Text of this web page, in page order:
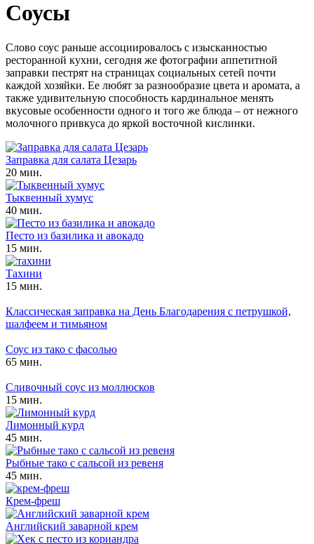
Соусы
Слово соус раньше ассоциировалось с изысканностью
ресторанной кухни, сегодня же фотографии аппетитной
заправки пестрят на страницах социальных сетей почти
каждой хозяйки. Ее любят за разнообразие цвета и аромата, а
также удивительную способность кардинальное менять
вкусовые особенности одного и того же блюда – от нежного
молочного привкуса до яркой восточной кислинки.
Заправка для салата Цезарь
20 мин.
Тыквенный хумус
40 мин.
Песто из базилика и авокадо
15 мин.
Тахини
15 мин.
Классическая заправка на День Благодарения с петрушкой,
шалфеем и тимьяном
Соус из тако с фасолью
65 мин.
Сливочный соус из моллюсков
15 мин.
Лимонный курд
45 мин.
Рыбные тако с сальсой из ревеня
45 мин.
Крем-фреш
Английский заварной крем